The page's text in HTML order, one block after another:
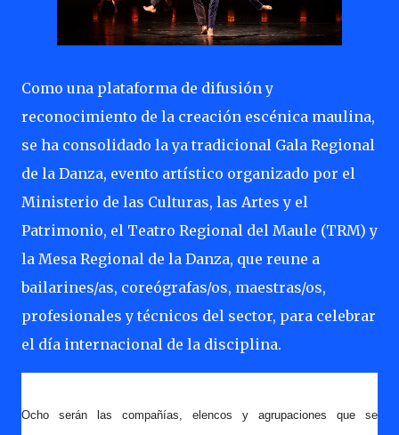
Como una plataforma de difusión y
reconocimiento de la creación escénica maulina,
se ha consolidado la ya tradicional Gala Regional
de la Danza, evento artístico organizado por el
Ministerio de las Culturas, las Artes y el
Patrimonio, el Teatro Regional del Maule (TRM) y
la Mesa Regional de la Danza, que reune a
bailarines/as, coreógrafas/os, maestras/os,
profesionales y técnicos del sector, para celebrar
el día internacional de la disciplina.
Ocho serán las compañías, elencos y agrupaciones que se